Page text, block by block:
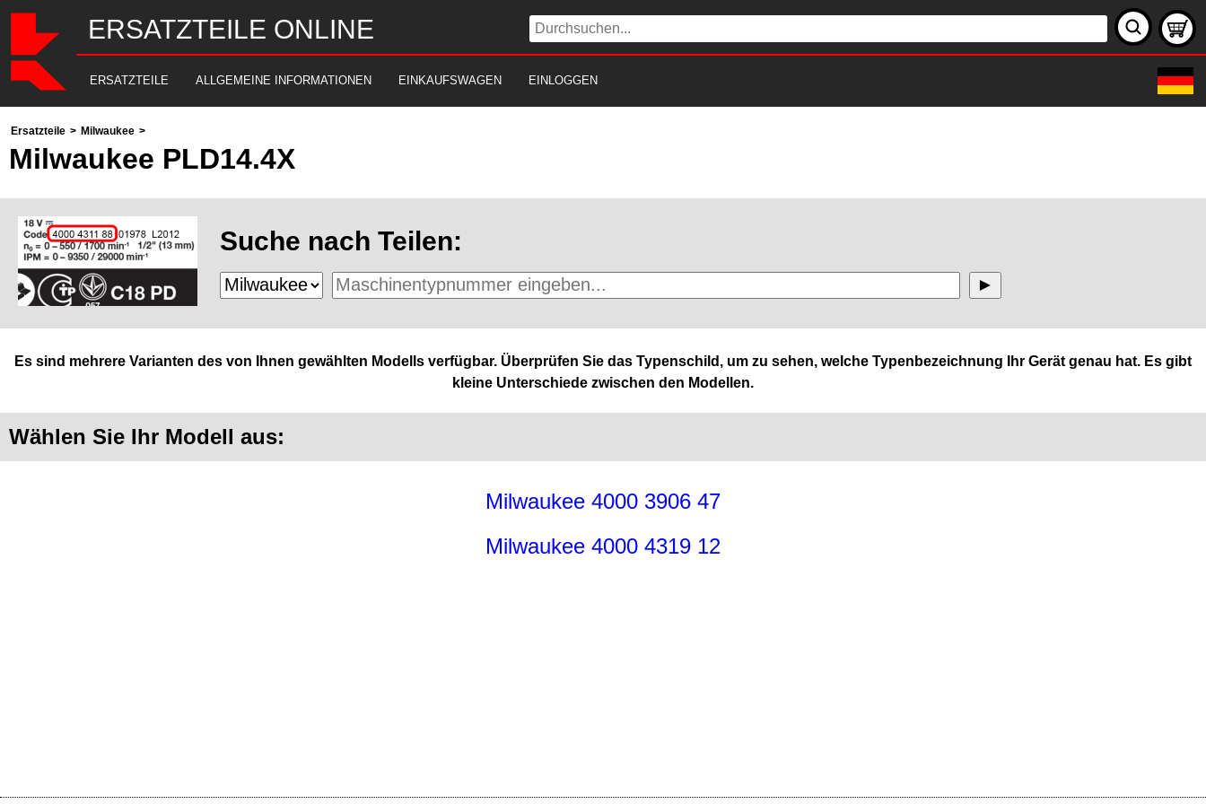
ERSATZTEILE ONLINE
ERSATZTEILE ALLGEMEINE INFORMATIONEN EINKAUFSWAGEN EINLOGGEN
Ersatzteile > Milwaukee >
Milwaukee PLD14.4X
Suche nach Teilen:
Es sind mehrere Varianten des von Ihnen gewählten Modells verfügbar. Überprüfen Sie das Typenschild, um zu sehen, welche Typenbezeichnung Ihr Gerät genau hat. Es gibt
kleine Unterschiede zwischen den Modellen.
Wählen Sie Ihr Modell aus:
Milwaukee 4000 3906 47
Milwaukee 4000 4319 12